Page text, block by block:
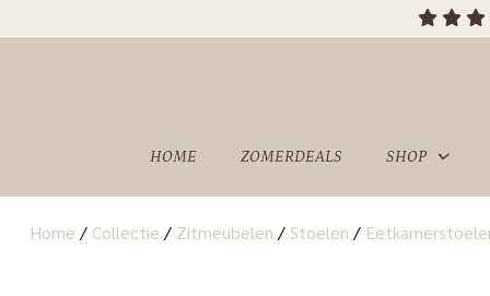
HOME ZOMERDEALS SHOP
Home / Collectie / Zitmeubelen /Stoelen /